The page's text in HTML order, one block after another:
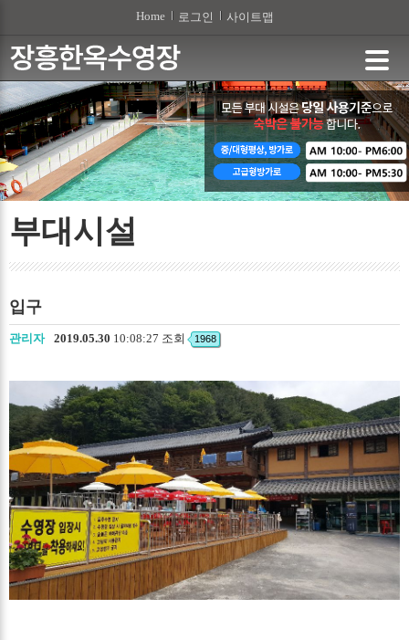
Home 로그인 사이트맵
부대시설
입구
관리자 2019.05.30 10:08:27 조회 1968